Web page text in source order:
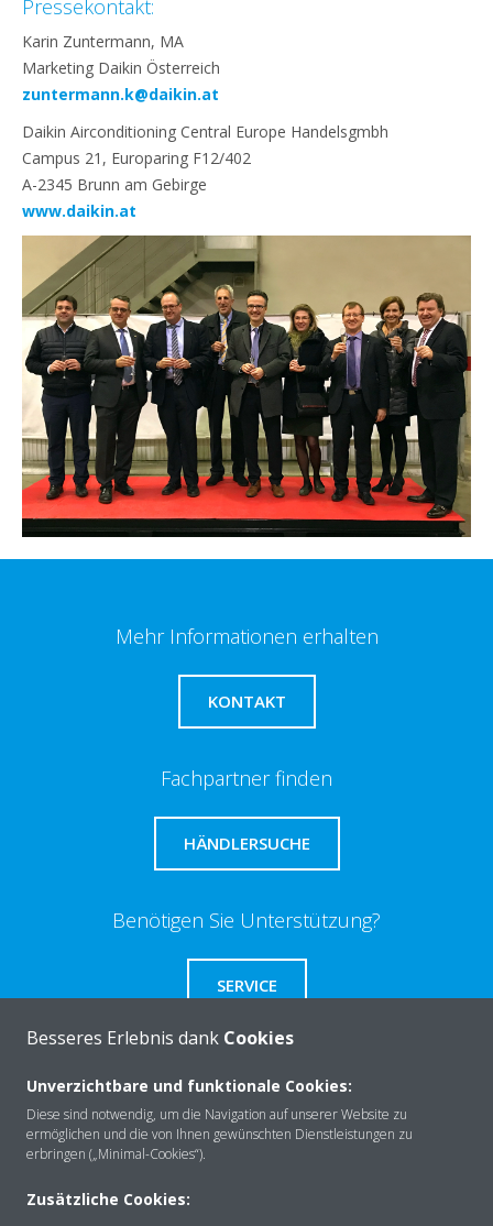
Pressekontakt:
Karin Zuntermann, MA
Marketing Daikin Österreich
zuntermann.k@daikin.at
Daikin Airconditioning Central Europe Handelsgmbh
Campus 21, Europaring F12/402
A-2345 Brunn am Gebirge
www.daikin.at
Mehr Informationen erhalten
KONTAKT
Fachpartner finden
HÄNDLERSUCHE
Benötigen Sie Unterstützung?
SERVICE
Über Daikin
Lösungen
Besseres Erlebnis dank Cookies
Unverzichtbare und funktionale Cookies:
Diese sind notwendig, um die Navigation auf unserer Website zu
ermöglichen und die von Ihnen gewünschten Dienstleistungen zu
erbringen („Minimal-Cookies“).
Zusätzliche Cookies: